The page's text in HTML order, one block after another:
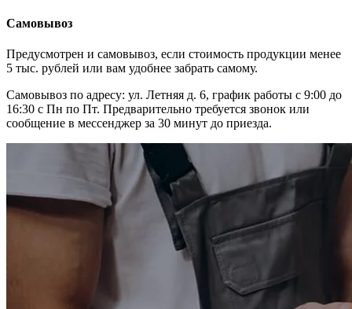
Самовывоз
Предусмотрен и самовывоз, если стоимость продукции менее
5 тыс. рублей или вам удобнее забрать самому.
Самовывоз по адресу: ул. Летняя д. 6, график работы с 9:00 до
16:30 с Пн по Пт. Предварительно требуется звонок или
сообщение в мессенджер за 30 минут до приезда.